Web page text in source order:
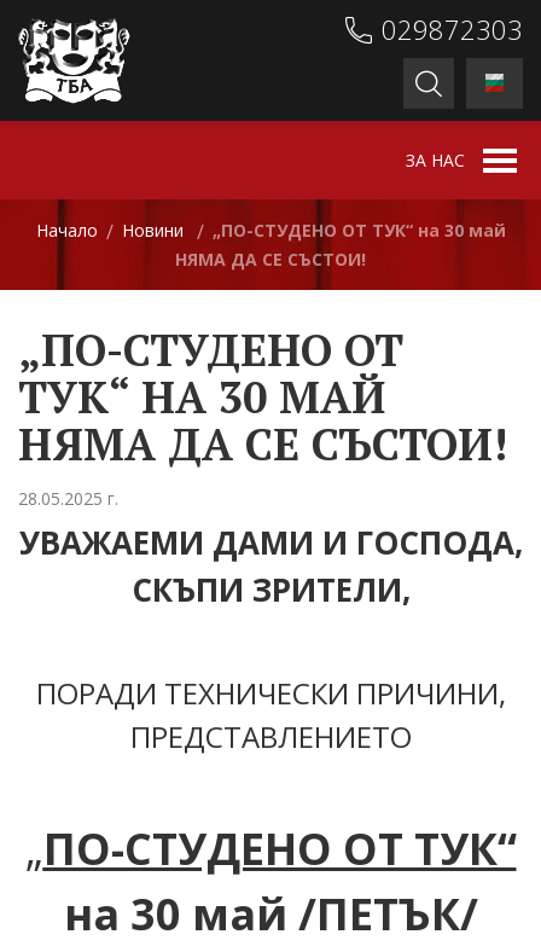
029872303
ЗА НАС
Начало / Новини / „ПО-СТУДЕНО ОТ ТУК“ на 30 май
НЯМА ДА СЕ СЪСТОИ!
„ПО-СТУДЕНО ОТ
ТУК“ НА 30 МАЙ
НЯМА ДА СЕ СЪСТОИ!
28.05.2025 г.
УВАЖАЕМИ ДАМИ И ГОСПОДА,
СКЪПИ ЗРИТЕЛИ,
ПОРАДИ ТЕХНИЧЕСКИ ПРИЧИНИ,
ПРЕДСТАВЛЕНИЕТО
„ПО-СТУДЕНО ОТ ТУК“
на 30 май /ПЕТЪК/